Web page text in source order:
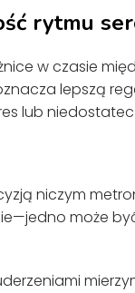
rytmu
w czasie
lepszą
lub
niczym
może